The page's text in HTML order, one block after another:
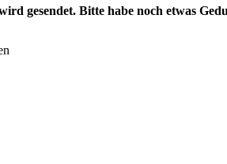
gesendet. Bitte habe noch etwas